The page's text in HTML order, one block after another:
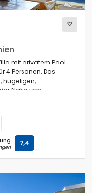
mit privatem Pool
4 Personen. Das
hügeligen,
Nähe von
und einem
7,4